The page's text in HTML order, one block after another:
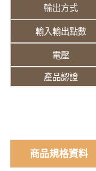
商品規格資料